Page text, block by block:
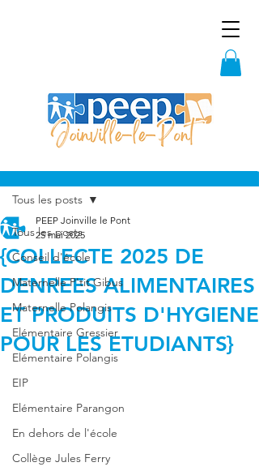
Tous les posts
Conseil d'école
Maternelle P'tit Gibus
Maternelle Polangis
Elémentaire Gressier
Elémentaire Polangis
EIP
Elémentaire Parangon
En dehors de l'école
Collège Jules Ferry
Tous les posts
{COLLECTE 2025 DE
DENREES ALIMENTAIRES
ET PRODUITS D'HYGIENE
POUR LES ETUDIANTS}
PEEP Joinville le Pont
25 mai 2025